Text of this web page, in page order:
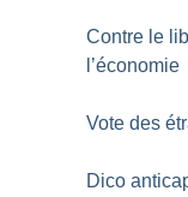
Contre le
l’économie
Vote des
Dico